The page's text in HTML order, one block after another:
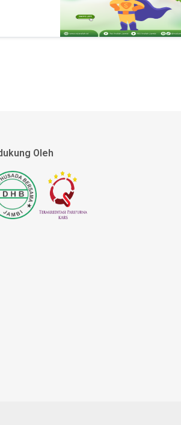
Oleh